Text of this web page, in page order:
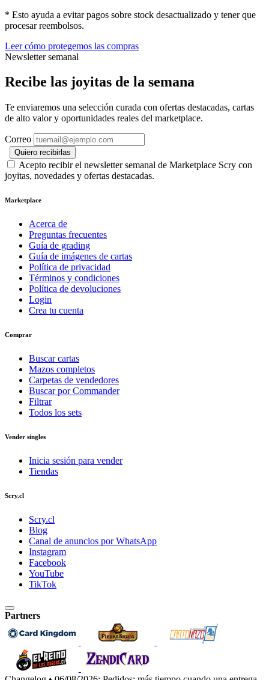
* Esto ayuda a evitar pagos sobre stock desactualizado y tener que
procesar reembolsos.
Leer cómo protegemos las compras
Newsletter semanal
Recibe las joyitas de la semana
Te enviaremos una selección curada con ofertas destacadas, cartas
de alto valor y oportunidades reales del marketplace.
Correo
Quiero recibirlas
Acepto recibir el newsletter semanal de Marketplace Scry con
joyitas, novedades y ofertas destacadas.
Marketplace
Acerca de
Preguntas frecuentes
Guía de grading
Guía de imágenes de cartas
Política de privacidad
Términos y condiciones
Política de devoluciones
Login
Crea tu cuenta
Comprar
Buscar cartas
Mazos completos
Carpetas de vendedores
Buscar por Commander
Filtrar
Todos los sets
Vender singles
Inicia sesión para vender
Tiendas
Scry.cl
Scry.cl
Blog
Canal de anuncios por WhatsApp
Instagram
Facebook
YouTube
TikTok
Partners